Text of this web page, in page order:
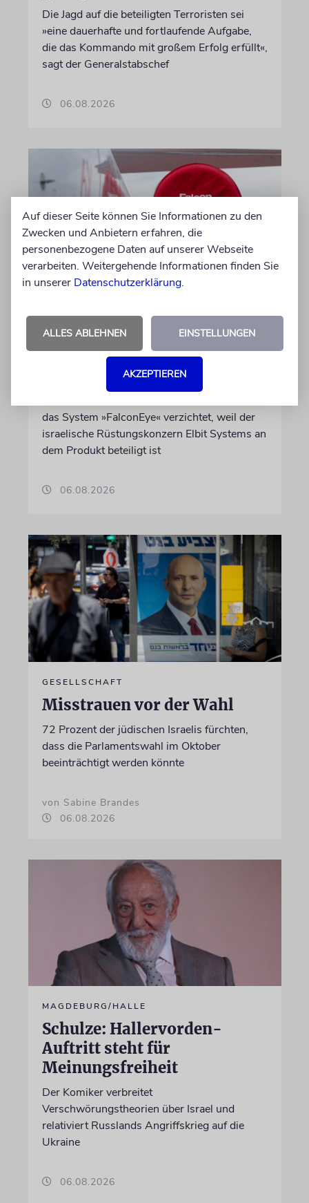
Die Jagd auf die beteiligten Terroristen sei
»eine dauerhafte und fortlaufende Aufgabe,
die das Kommando mit großem Erfolg erfüllt«,
sagt der Generalstabschef
06.08.2026
Wegen Israel-Boykott:
Irisches Regierungsflugzeug
kann nicht mehr im Nebel
das System »FalconEye« verzichtet, weil der
israelische Rüstungskonzern Elbit Systems an
dem Produkt beteiligt ist
06.08.2026
GESELLSCHAFT
Misstrauen vor der Wahl
72 Prozent der jüdischen Israelis fürchten,
dass die Parlamentswahl im Oktober
beeinträchtigt werden könnte
von Sabine Brandes
06.08.2026
MAGDEBURG/HALLE
Schulze: Hallervorden-
Auftritt steht für
Meinungsfreiheit
Der Komiker verbreitet
Verschwörungstheorien über Israel und
relativiert Russlands Angriffskrieg auf die
Ukraine
06.08.2026
Auf dieser Seite können Sie Informationen zu den
Zwecken und Anbietern erfahren, die
personenbezogene Daten auf unserer Webseite
verarbeiten. Weitergehende Informationen finden Sie
in unserer Datenschutzerklärung.
ALLES ABLEHNEN EINSTELLUNGEN
AKZEPTIEREN